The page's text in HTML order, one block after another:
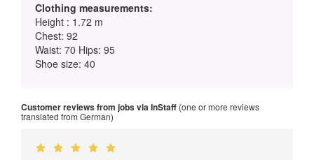
Clothing measurements:
Height : 1.72 m
Chest: 92
Waist: 70 Hips: 95
Shoe size: 40
Customer reviews from jobs via InStaff (one or more reviews
translated from German)